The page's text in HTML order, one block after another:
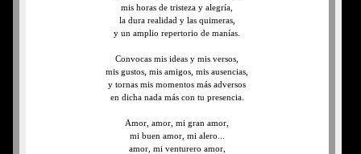
mis horas de tristeza y alegría,
la dura realidad y las quimeras,
y un amplio repertorio de manías.
Convocas mis ideas y mis versos,
mis gustos, mis amigos, mis ausencias,
y tornas mis momentos más adversos
en dicha nada más con tu presencia.
Amor, amor, mi gran amor,
mi buen amor, mi alero...
amor, mi venturero amor,